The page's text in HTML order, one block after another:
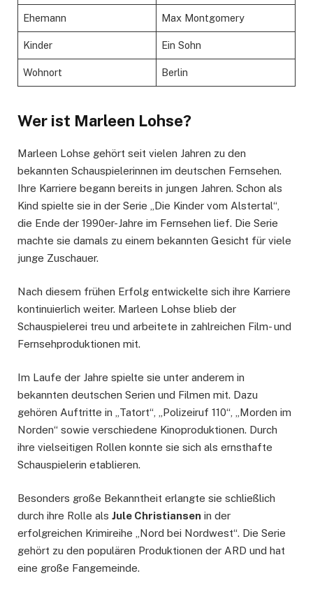
Ehemann Max Montgomery
Kinder Ein Sohn
Wohnort Berlin
Wer ist Marleen Lohse?
Marleen Lohse gehört seit vielen Jahren zu den
bekannten Schauspielerinnen im deutschen Fernsehen.
Ihre Karriere begann bereits in jungen Jahren. Schon als
Kind spielte sie in der Serie „Die Kinder vom Alstertal“,
die Ende der 1990er-Jahre im Fernsehen lief. Die Serie
machte sie damals zu einem bekannten Gesicht für viele
junge Zuschauer.
Nach diesem frühen Erfolg entwickelte sich ihre Karriere
kontinuierlich weiter. Marleen Lohse blieb der
Schauspielerei treu und arbeitete in zahlreichen Film- und
Fernsehproduktionen mit.
Im Laufe der Jahre spielte sie unter anderem in
bekannten deutschen Serien und Filmen mit. Dazu
gehören Auftritte in „Tatort“, „Polizeiruf 110“, „Morden im
Norden“ sowie verschiedene Kinoproduktionen. Durch
ihre vielseitigen Rollen konnte sie sich als ernsthafte
Schauspielerin etablieren.
Besonders große Bekanntheit erlangte sie schließlich
durch ihre Rolle als Jule Christiansen in der
erfolgreichen Krimireihe „Nord bei Nordwest“. Die Serie
gehört zu den populären Produktionen der ARD und hat
eine große Fangemeinde.